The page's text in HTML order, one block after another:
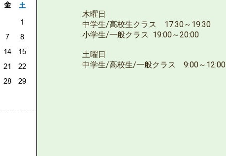
木曜日
中学生/高校生クラス 17:30～19:30
小学生/一般クラス 19:00～20:00
土曜日
中学生/高校生/一般クラス 9:00～12:00